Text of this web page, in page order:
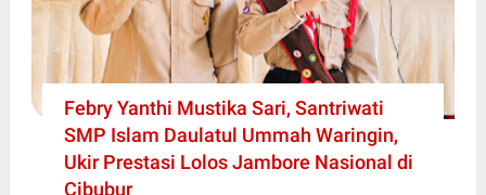
Febry Yanthi Mustika Sari, Santriwati
SMP Islam Daulatul Ummah Waringin,
Ukir Prestasi Lolos Jambore Nasional di
Cibubur